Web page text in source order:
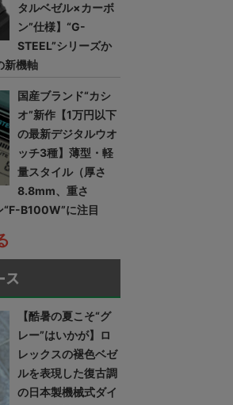
タルベゼル×カーボ
ン”仕様】“G-
STEEL”シリーズか
新機軸
国産ブランド“カシ
オ”新作【1万円以下
の最新デジタルウオ
ッチ3種】薄型・軽
量スタイル（厚さ
8.8mm、重さ
B100W”に注目
ス
【酷暑の夏こそ“グ
レー”はいかが】ロ
レックスの褪色ベゼ
ルを表現した復古調
の日本製機械式ダイ